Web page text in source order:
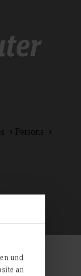
und
an
Persons